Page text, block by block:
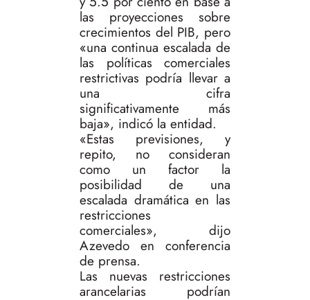
las proyecciones sobre
crecimientos del PIB, pero
«una continua escalada de
las políticas comerciales
restrictivas podría llevar a
una cifra
significativamente más
baja», indicó la entidad.
«Estas previsiones, y
repito, no consideran
como un factor la
posibilidad de una
escalada dramática en las
restricciones
comerciales», dijo
Azevedo en conferencia
de prensa.
Las nuevas restricciones
arancelarias podrían